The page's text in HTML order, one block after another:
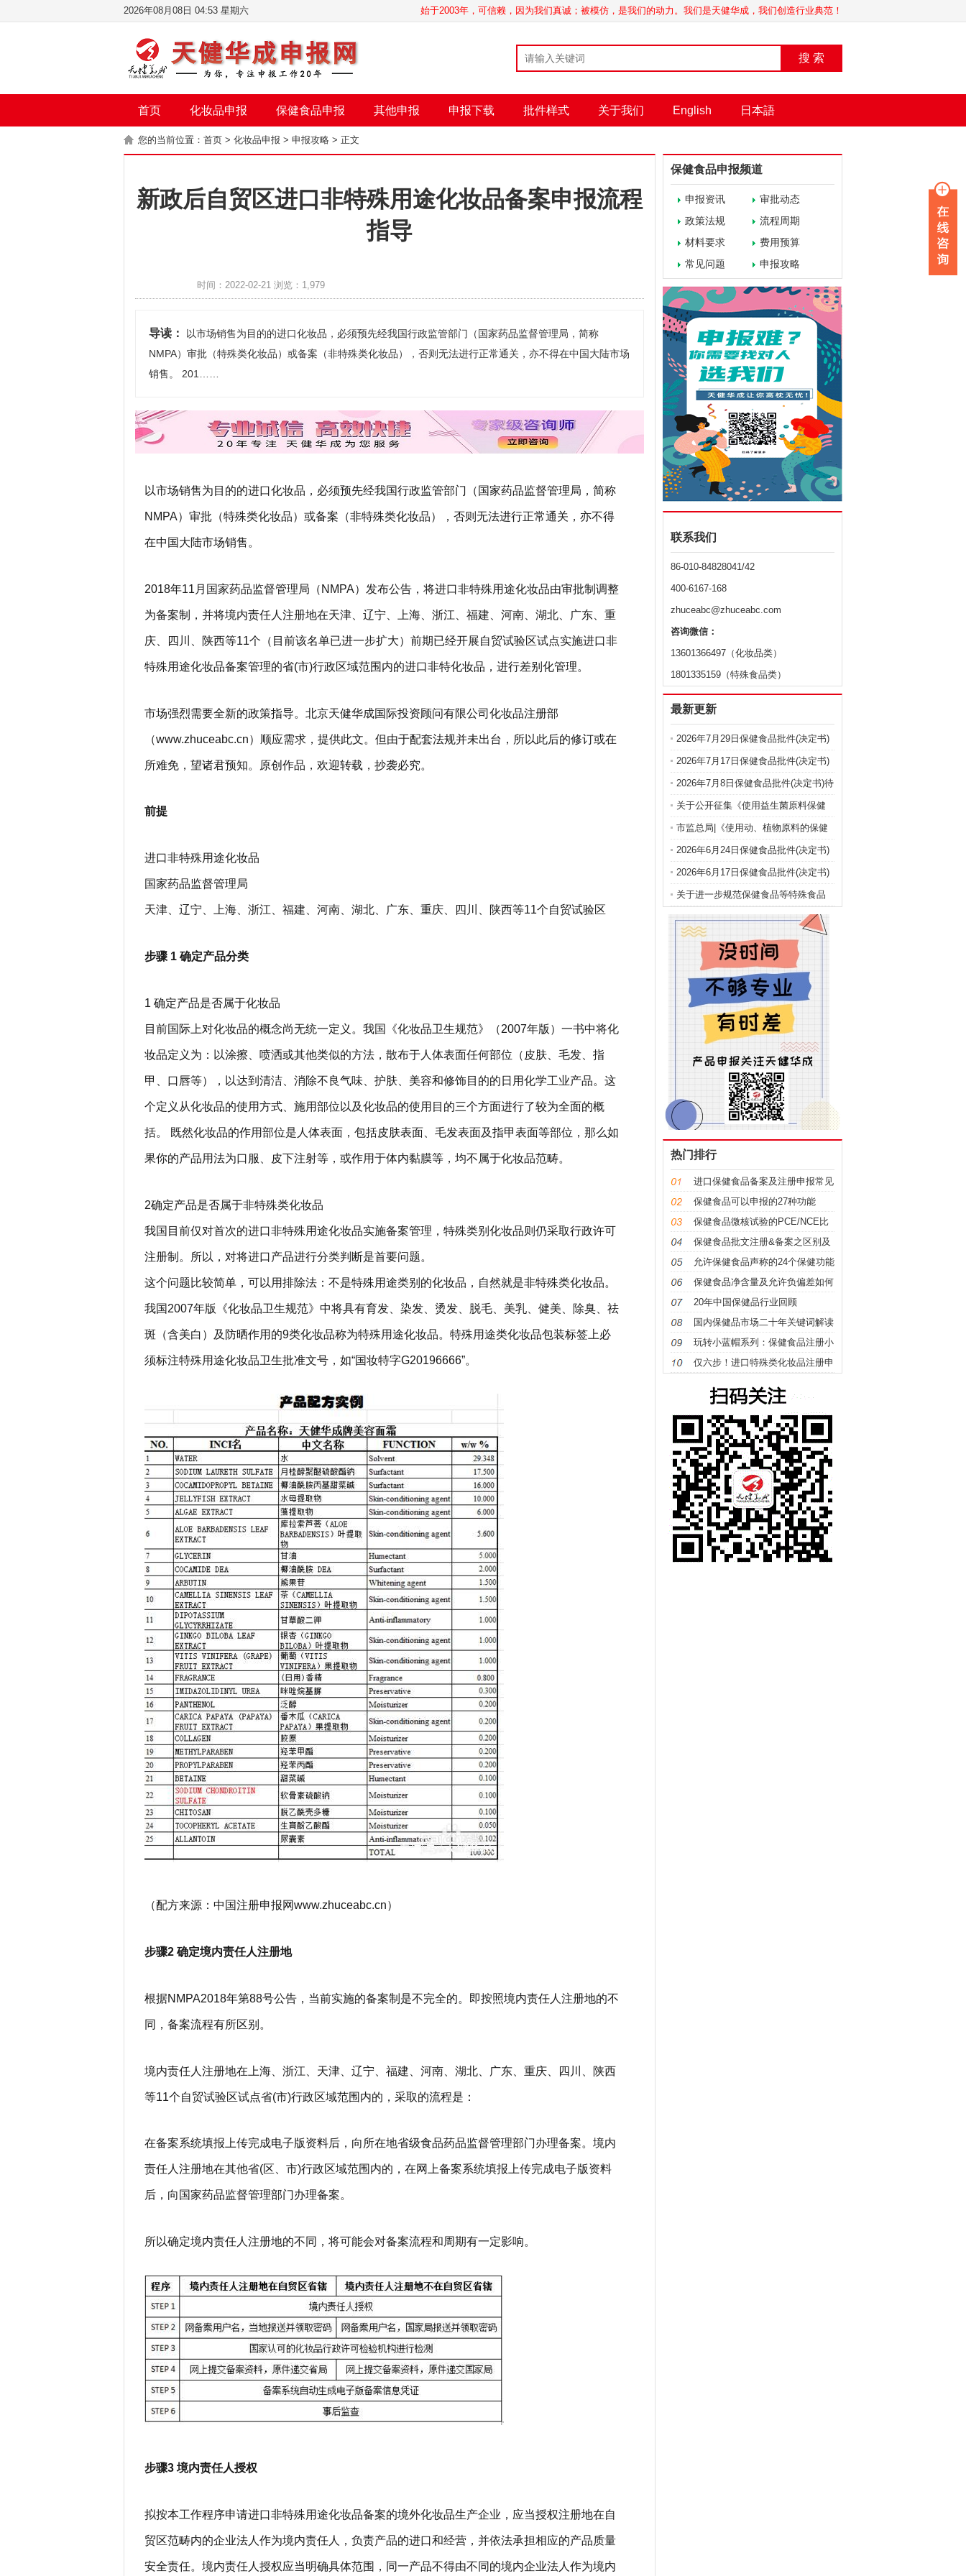
始于2003年，可信赖，因为我们真诚；被模仿，是我们的动力。我们是天健华成，我们创造行业典范！
2026年08月08日 04:53 星期六
搜 索
首页 化妆品申报 保健食品申报 其他申报 申报下载 批件样式 关于我们 English 日本語
您的当前位置： 首页 > 化妆品申报 > 申报攻略 > 正文
新政后自贸区进口非特殊用途化妆品备案申报流程
指导
时间：2022-02-21 浏览：1,979
导读：
以市场销售为目的的进口化妆品，必须预先经我国行政监管部门（国家药品监督管理局，简称
NMPA）审批（特殊类化妆品）或备案（非特殊类化妆品），否则无法进行正常通关，亦不得在中国大陆市场
销售。 201……
以市场销售为目的的进口化妆品，必须预先经我国行政监管部门（国家药品监督管理局，简称
NMPA）审批（特殊类化妆品）或备案（非特殊类化妆品），否则无法进行正常通关，亦不得
在中国大陆市场销售。
2018年11月国家药品监督管理局（NMPA）发布公告，将进口非特殊用途化妆品由审批制调整
为备案制，并将境内责任人注册地在天津、辽宁、上海、浙江、福建、河南、湖北、广东、重
庆、四川、陕西等11个（目前该名单已进一步扩大）前期已经开展自贸试验区试点实施进口非
特殊用途化妆品备案管理的省(市)行政区域范围内的进口非特化妆品，进行差别化管理。
市场强烈需要全新的政策指导。北京天健华成国际投资顾问有限公司化妆品注册部
（www.zhuceabc.cn）顺应需求，提供此文。但由于配套法规并未出台，所以此后的修订或在
所难免，望诸君预知。原创作品，欢迎转载，抄袭必究。
前提
进口非特殊用途化妆品
国家药品监督管理局
天津、辽宁、上海、浙江、福建、河南、湖北、广东、重庆、四川、陕西等11个自贸试验区
步骤 1 确定产品分类
1 确定产品是否属于化妆品
目前国际上对化妆品的概念尚无统一定义。我国《化妆品卫生规范》（2007年版）一书中将化
妆品定义为：以涂擦、喷洒或其他类似的方法，散布于人体表面任何部位（皮肤、毛发、指
甲、口唇等），以达到清洁、消除不良气味、护肤、美容和修饰目的的日用化学工业产品。这
个定义从化妆品的使用方式、施用部位以及化妆品的使用目的三个方面进行了较为全面的概
括。 既然化妆品的作用部位是人体表面，包括皮肤表面、毛发表面及指甲表面等部位，那么如
果你的产品用法为口服、皮下注射等，或作用于体内黏膜等，均不属于化妆品范畴。
2确定产品是否属于非特殊类化妆品
我国目前仅对首次的进口非特殊用途化妆品实施备案管理，特殊类别化妆品则仍采取行政许可
注册制。所以，对将进口产品进行分类判断是首要问题。
这个问题比较简单，可以用排除法：不是特殊用途类别的化妆品，自然就是非特殊类化妆品。
我国2007年版《化妆品卫生规范》中将具有育发、染发、烫发、脱毛、美乳、健美、除臭、祛
斑（含美白）及防晒作用的9类化妆品称为特殊用途化妆品。特殊用途类化妆品包装标签上必
须标注特殊用途化妆品卫生批准文号，如“国妆特字G20196666”。
（配方来源：中国注册申报网www.zhuceabc.cn）
步骤2 确定境内责任人注册地
根据NMPA2018年第88号公告，当前实施的备案制是不完全的。即按照境内责任人注册地的不
同，备案流程有所区别。
境内责任人注册地在上海、浙江、天津、辽宁、福建、河南、湖北、广东、重庆、四川、陕西
等11个自贸试验区试点省(市)行政区域范围内的，采取的流程是：
在备案系统填报上传完成电子版资料后，向所在地省级食品药品监督管理部门办理备案。境内
责任人注册地在其他省(区、市)行政区域范围内的，在网上备案系统填报上传完成电子版资料
后，向国家药品监督管理部门办理备案。
所以确定境内责任人注册地的不同，将可能会对备案流程和周期有一定影响。
步骤3 境内责任人授权
拟按本工作程序申请进口非特殊用途化妆品备案的境外化妆品生产企业，应当授权注册地在自
贸区范畴内的企业法人作为境内责任人，负责产品的进口和经营，并依法承担相应的产品质量
安全责任。境内责任人授权应当明确具体范围，同一产品不得由不同的境内企业法人作为境内
保健食品申报频道
申报资讯
审批动态
政策法规
流程周期
材料要求
费用预算
常见问题
申报攻略
联系我们
86-010-84828041/42
400-6167-168
zhuceabc@zhuceabc.com
咨询微信：
13601366497（化妆品类）
1801335159（特殊食品类）
最新更新
2026年7月29日保健食品批件(决定书)
待领取信息
2026年7月17日保健食品批件(决定书)
待领取信息
2026年7月8日保健食品批件(决定书)待
领取信息
关于公开征集《使用益生菌原料保健
食品注册备案申报规定（征求意见
稿）》 意见建议的公告
市监总局|《使用动、植物原料的保健
食品注册申报管理规定（征求意见
稿）》公开征集意见建议
2026年6月24日保健食品批件(决定书)
待领取信息
2026年6月17日保健食品批件(决定书)
待领取信息
关于进一步规范保健食品等特殊食品
注册申报的公告
热门排行
进口保健食品备案及注册申报常见
问题科普
保健食品可以申报的27种功能
保健食品微核试验的PCE/NCE比
值是什么意思及如何计算？
保健食品批文注册&备案之区别及
申报要点
允许保健食品声称的24个保健功能
（2022年版）
保健食品净含量及允许负偏差如何
确定？
20年中国保健品行业回顾
国内保健品市场二十年关键词解读
玩转小蓝帽系列：保健食品注册小
讲堂（1）保健食品识别篇
仅六步！进口特殊类化妆品注册申